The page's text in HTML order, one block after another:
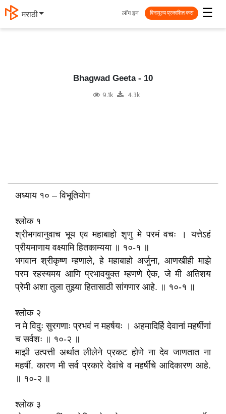
தமிழ் ☰
लॉग इन विनामूल्य प्रकाशित करा
Bhagwad Geeta - 10
9.1k 4.3k
अध्याय १० – विभूतियोग
श्लोक १
श्रीभगवानुवाच भूय एव महाबाहो शृणु मे परमं वचः । यत्तेऽहं
प्रीयमाणाय वक्ष्यामि हितकाम्यया ॥ १०-१ ॥
भगवान श्रीकृष्ण म्हणाले, हे महाबाहो अर्जुना, आणखीही माझे
परम रहस्यमय आणि प्रभावयुक्त म्हणणे ऐक, जे मी अतिशय
प्रेमी अशा तुला तुझ्या हितासाठी सांगणार आहे. ॥ १०-१ ॥
श्लोक २
न मे विदुः सुरगणाः प्रभवं न महर्षयः । अहमादिर्हि देवानां महर्षीणां
च सर्वशः ॥ १०-२ ॥
माझी उत्पत्ती अर्थात लीलेने प्रकट होणे ना देव जाणतात ना
महर्षी. कारण मी सर्व प्रकारे देवांचे व महर्षींचे आदिकारण आहे.
॥ १०-२ ॥
श्लोक ३